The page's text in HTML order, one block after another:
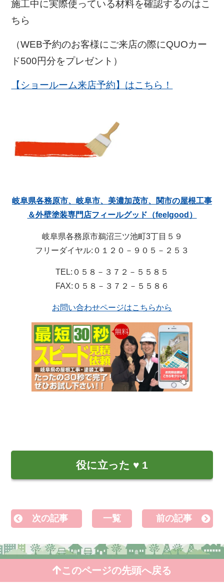
施工中に実際使っている材料を確認するのはこ
ちら
（WEB予約のお客様にご来店の際にQUOカー
ド500円分をプレゼント）
【ショールーム来店予約】はこちら！
岐阜県各務原市、岐阜市、美濃加茂市、関市の屋根工事
＆外壁塗装専門店フィールグッド（feelgood）
岐阜県各務原市鵜沼三ツ池町3丁目５９
フリーダイヤル:０１２０－９０５－２５３
TEL:０５８－３７２－５５８５
FAX:０５８－３７２－５５８６
お問い合わせページはこちらから
役に立った ♥ 1
次の記事 一覧 前の記事
このページの先頭へ戻る